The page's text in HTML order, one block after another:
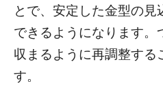
とで、安定した金型の
できるようになります。
収まるように再調整す
す。